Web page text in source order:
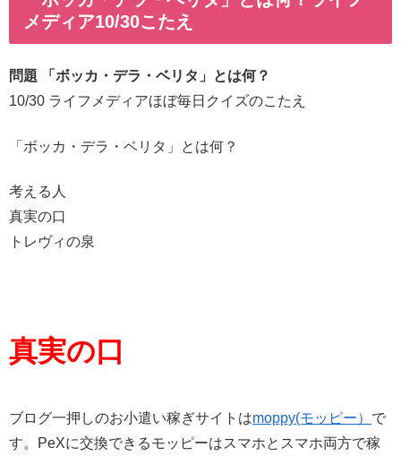
メディア10/30こたえ
問題 「ボッカ・デラ・ベリタ」とは何？
10/30 ライフメディアほぼ毎日クイズのこたえ
「ボッカ・デラ・ベリタ」とは何？
考える人
真実の口
トレヴィの泉
真実の口
ブログ一押しのお小遣い稼ぎサイトはmoppy(モッピー） で
す。PeXに交換できるモッピーはスマホとスマホ両方で稼